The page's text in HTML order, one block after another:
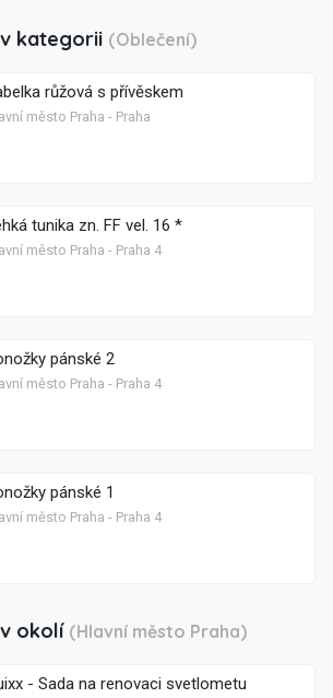
kategorii (Oblečení)
růžová s přívěskem
město Praha - Praha
tunika zn. FF vel. 16 *
město Praha - Praha 4
Ponožky pánské 2
město Praha - Praha 4
Ponožky pánské 1
město Praha - Praha 4
okolí (Hlavní město Praha)
- Sada na renovaci svetlometu